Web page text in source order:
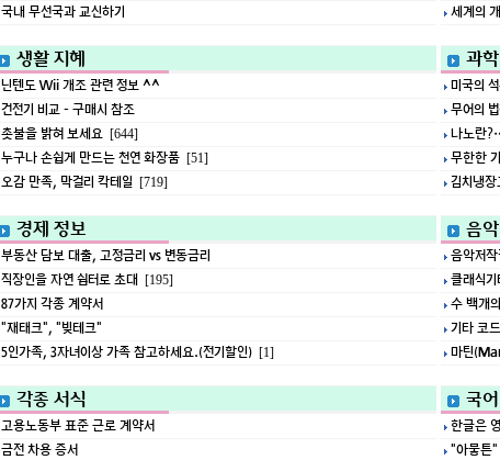
국내 무선국과 교신하기
생활 지혜
닌텐도 Wii 개조 관련 정보 ^^
건전기 비교 - 구매시 참조
촛불을 밝혀 보세요 [644]
누구나 손쉽게 만드는 천연 화장품 [51]
오감 만족, 막걸리 칵테일 [719]
경제 정보
부동산 담보 대출, 고정금리 vs 변동금리
직장인을 자연 쉼터로 초대 [195]
87가지 각종 계약서
"재태크", "빚테크"
5인가족, 3자녀이상 가족 참고하세요.(전기할인) [1]
각종 서식
고용노동부 표준 근로 계약서
금전 차용 증서
세계의
과
미국의
무어의
나노란
무한한
김치냉
음
음악저
클래식
수 백개
기타 코
마틴
국
한글은
"아뭏튼"